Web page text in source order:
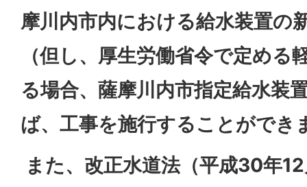
摩川内市内における給水装置の
（但し、厚生労働省令で定める
る場合、薩摩川内市指定給水装
ば、工事を施行することができ
また、改正水道法（平成30年